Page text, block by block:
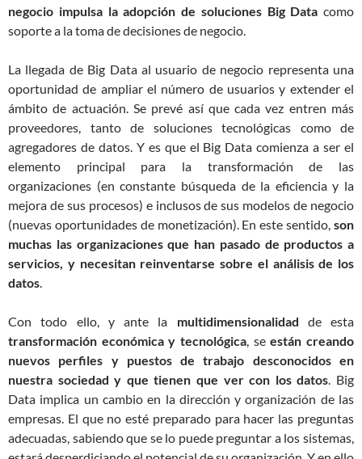
negocio impulsa la adopción de soluciones Big Data como
soporte a la toma de decisiones de negocio.
La llegada de Big Data al usuario de negocio representa una
oportunidad de ampliar el número de usuarios y extender el
ámbito de actuación. Se prevé así que cada vez entren más
proveedores, tanto de soluciones tecnológicas como de
agregadores de datos. Y es que el Big Data comienza a ser el
elemento principal para la transformación de las
organizaciones (en constante búsqueda de la eficiencia y la
mejora de sus procesos) e inclusos de sus modelos de negocio
(nuevas oportunidades de monetización). En este sentido, son
muchas las organizaciones que han pasado de productos a
servicios, y necesitan reinventarse sobre el análisis de los
datos.
Con todo ello, y ante la multidimensionalidad de esta
transformación económica y tecnológica, seestán creando
nuevos perfiles y puestos de trabajo desconocidos en
nuestra sociedad y que tienen que ver con los datos. Big
Data implica un cambio en la dirección y organización de las
empresas. El que no esté preparado para hacer las preguntas
adecuadas, sabiendo que se lo puede preguntar a los sistemas,